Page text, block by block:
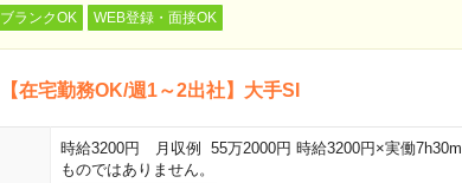
ブランクOK WEB登録・面接OK
【在宅勤務OK/週1～2出社】大手SI
時給3200円 月収例 55万2000円 時給3200円×実働
ものではありません。